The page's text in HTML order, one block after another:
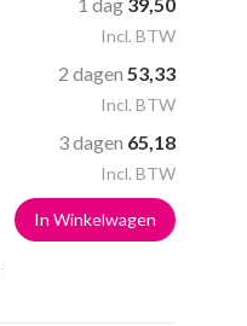
Incl. BTW
2 dagen 53,33
Incl. BTW
3 dagen 65,18
Incl. BTW
In Winkelwagen